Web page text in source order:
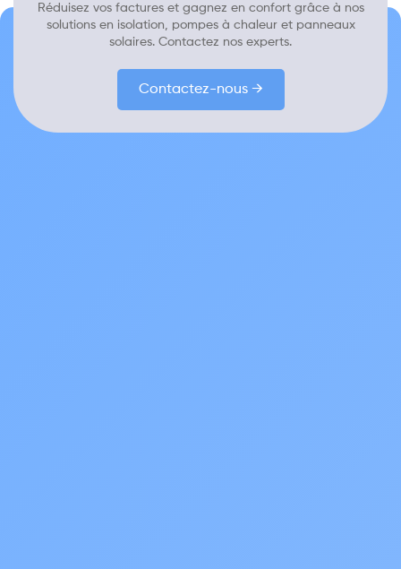
Réduisez vos factures et gagnez en confort grâce à nos
solutions en isolation, pompes à chaleur et panneaux
solaires. Contactez nos experts.
Contactez-nous →